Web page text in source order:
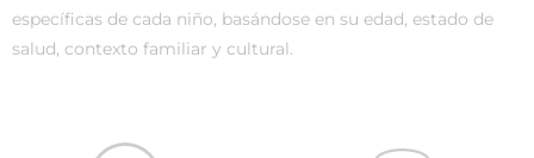
específicas de cada niño, basándose en su edad, estado de
salud, contexto familiar y cultural.